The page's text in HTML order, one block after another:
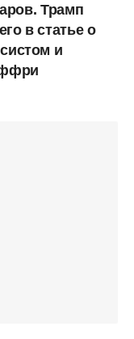
Трамп
в статье о
и